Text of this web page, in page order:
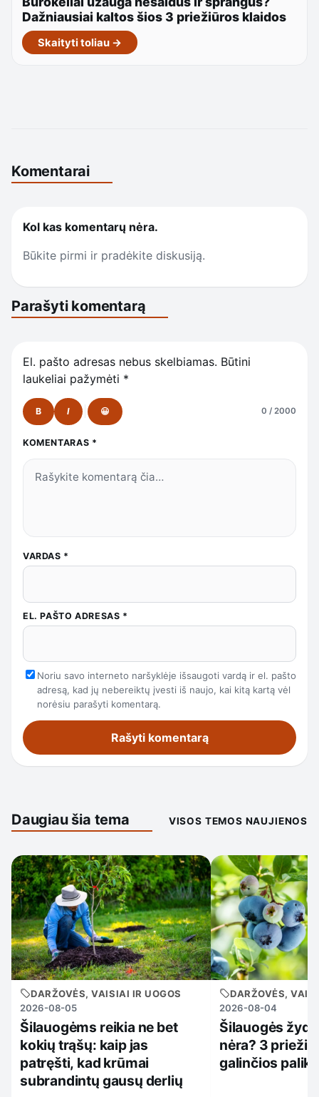
Dažniausiai kaltos šios 3 priežiūros klaidos
Skaityti toliau →
Komentarai
Kol kas komentarų nėra.
Būkite pirmi ir pradėkite diskusiją.
Parašyti komentarą
El. pašto adresas nebus skelbiamas. Būtini
laukeliai pažymėti *
B I 😀 0 / 2000
KOMENTARAS *
VARDAS *
EL. PAŠTO ADRESAS *
Noriu savo interneto naršyklėje išsaugoti vardą ir el. pašto
adresą, kad jų nebereiktų įvesti iš naujo, kai kitą kartą vėl
norėsiu parašyti komentarą.
Daugiau šia tema VISOS TEMOS NAUJIENOS
DARŽOVĖS, VAISIAI IR UOGOS
2026-08-05
Šilauogėms reikia ne bet
kokių trąšų: kaip jas
patręšti, kad krūmai
subrandintų gausų derlių
DARŽOVĖS,
2026-08-04
Šilauogės
nėra? 3
galinčios